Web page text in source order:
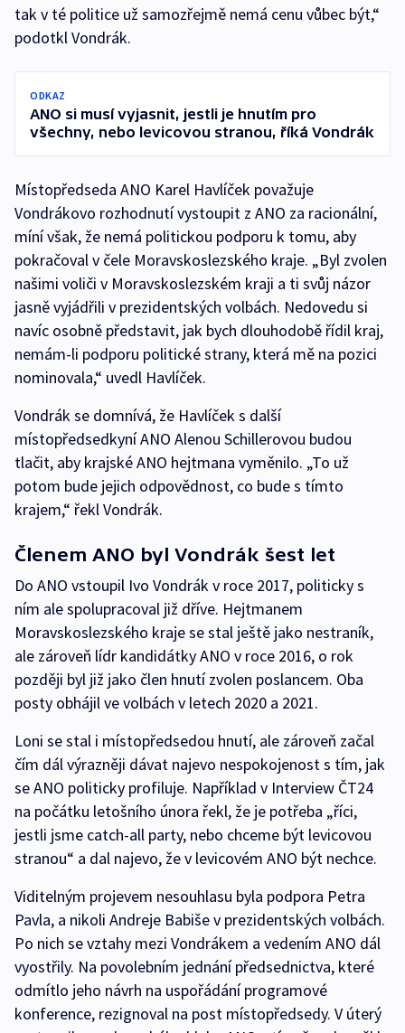
tak v té politice už samozřejmě nemá cenu vůbec být,“
podotkl Vondrák.
ODKAZ
ANO si musí vyjasnit, jestli je hnutím pro
všechny, nebo levicovou stranou, říká Vondrák
Místopředseda ANO Karel Havlíček považuje
Vondrákovo rozhodnutí vystoupit z ANO za racionální,
míní však, že nemá politickou podporu k tomu, aby
pokračoval v čele Moravskoslezského kraje. „Byl zvolen
našimi voliči v Moravskoslezském kraji a ti svůj názor
jasně vyjádřili v prezidentských volbách. Nedovedu si
navíc osobně představit, jak bych dlouhodobě řídil kraj,
nemám-li podporu politické strany, která mě na pozici
nominovala,“ uvedl Havlíček.
Vondrák se domnívá, že Havlíček s další
místopředsedkyní ANO Alenou Schillerovou budou
tlačit, aby krajské ANO hejtmana vyměnilo. „To už
potom bude jejich odpovědnost, co bude s tímto
krajem,“ řekl Vondrák.
Členem ANO byl Vondrák šest let
Do ANO vstoupil Ivo Vondrák v roce 2017, politicky s
ním ale spolupracoval již dříve. Hejtmanem
Moravskoslezského kraje se stal ještě jako nestraník,
ale zároveň lídr kandidátky ANO v roce 2016, o rok
později byl již jako člen hnutí zvolen poslancem. Oba
posty obhájil ve volbách v letech 2020 a 2021.
Loni se stal i místopředsedou hnutí, ale zároveň začal
čím dál výrazněji dávat najevo nespokojenost s tím, jak
se ANO politicky profiluje. Například v Interview ČT24
na počátku letošního února řekl, že je potřeba „říci,
jestli jsme catch-all party, nebo chceme být levicovou
stranou“ a dal najevo, že v levicovém ANO být nechce.
Viditelným projevem nesouhlasu byla podpora Petra
Pavla, a nikoli Andreje Babiše v prezidentských volbách.
Po nich se vztahy mezi Vondrákem a vedením ANO dál
vyostřily. Na povolebním jednání předsednictva, které
odmítlo jeho návrh na uspořádání programové
konference, rezignoval na post místopředsedy. V úterý